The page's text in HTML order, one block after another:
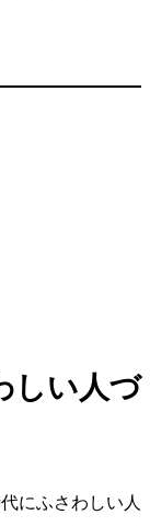
しい人づ
にふさわしい人